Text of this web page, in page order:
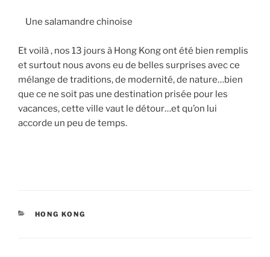
Une salamandre chinoise
Et voilà , nos 13 jours à Hong Kong ont été bien remplis
et surtout nous avons eu de belles surprises avec ce
mélange de traditions, de modernité, de nature…bien
que ce ne soit pas une destination prisée pour les
vacances, cette ville vaut le détour…et qu’on lui
accorde un peu de temps.
CATÉGORIES
HONG KONG